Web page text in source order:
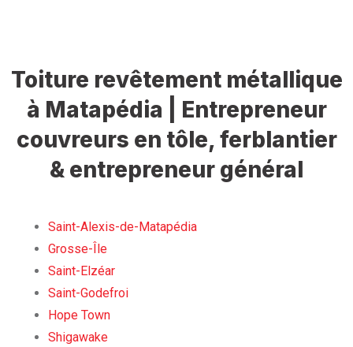
Toiture revêtement métallique
à Matapédia | Entrepreneur
couvreurs en tôle, ferblantier
& entrepreneur général
Saint-Alexis-de-Matapédia
Grosse-Île
Saint-Elzéar
Saint-Godefroi
Hope Town
Shigawake